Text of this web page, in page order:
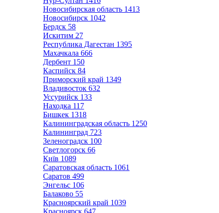
Новосибирская область 1413
Новосибирск 1042
Бердск 58
Искитим 27
Республика Дагестан 1395
Махачкала 666
Дербент 150
Каспийск 84
Приморский край 1349
Владивосток 632
Уссурийск 133
Находка 117
Бишкек 1318
Калининградская область 1250
Калининград 723
Зеленоградск 100
Светлогорск 66
Київ 1089
Саратовская область 1061
Саратов 499
Энгельс 106
Балаково 55
Красноярский край 1039
Красноярск 647